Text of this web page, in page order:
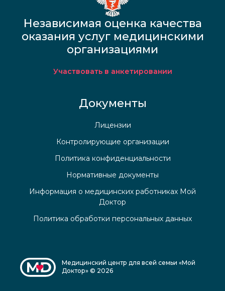
Независимая оценка качества
оказания услуг медицинскими
организациями
Участвовать в анкетировании
Документы
Лицензии
Контролирующие организации
Политика конфиденциальности
Нормативные документы
Информация о медицинских работниках Мой
Доктор
Политика обработки персональных данных
Медицинский центр для всей семьи «Мой
Доктор» © 2026